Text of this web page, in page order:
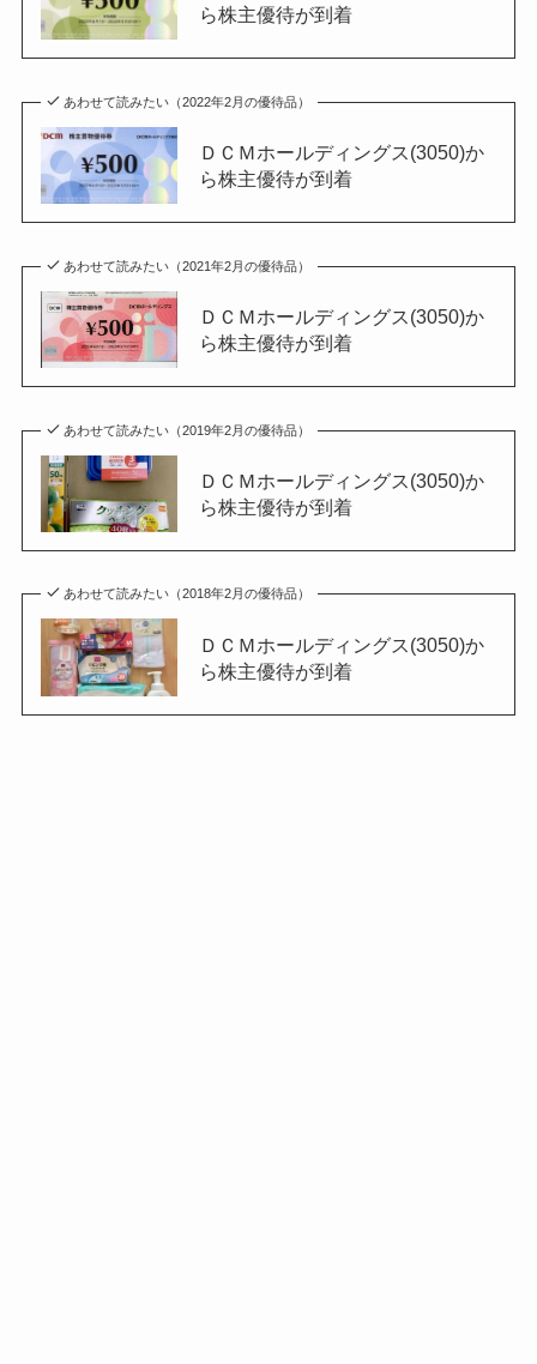
ら株主優待が到着
あわせて読みたい（2022年2月の優待品）
ＤＣＭホールディングス(3050)か
ら株主優待が到着
あわせて読みたい（2021年2月の優待品）
ＤＣＭホールディングス(3050)か
ら株主優待が到着
あわせて読みたい（2019年2月の優待品）
ＤＣＭホールディングス(3050)か
ら株主優待が到着
あわせて読みたい（2018年2月の優待品）
ＤＣＭホールディングス(3050)か
ら株主優待が到着